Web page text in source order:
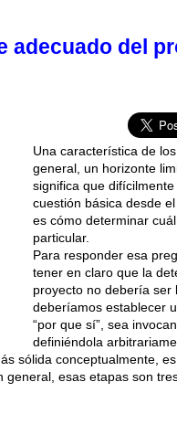
adecuado del
Una característica de
general, un horizonte
significa que
cuestión básica desde
es cómo determinar
particular.
Para responder esa
tener en claro que la
proyecto no debería ser
deberíamos establecer
“por que sí”, sea
definiéndola
sólida conceptualmente,
esas etapas son